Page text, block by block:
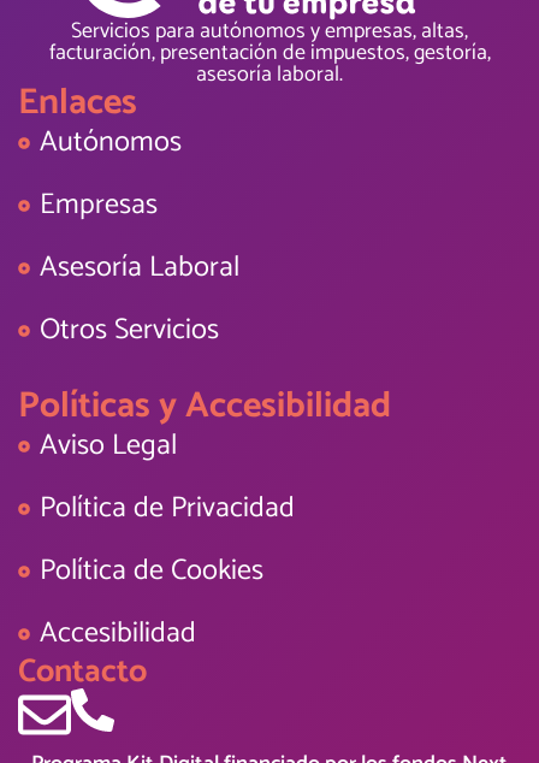
Servicios para autónomos y empresas, altas,
facturación, presentación de impuestos, gestoría,
asesoría laboral.
Enlaces
Autónomos
Empresas
Asesoría Laboral
Otros Servicios
Políticas y Accesibilidad
Aviso Legal
Política de Privacidad
Política de Cookies
Accesibilidad
Contacto